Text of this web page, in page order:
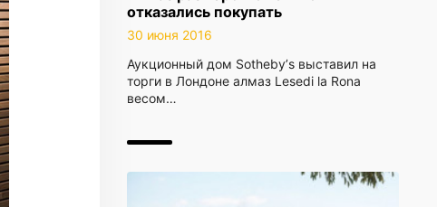
отказались покупать
30 июня 2016
Аукционный дом Sothebyʼs выставил на
торги в Лондоне алмаз Lesedi la Rona
весом…